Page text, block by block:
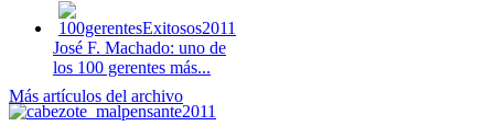
José F. Machado: uno de
los 100 gerentes más...
Más artículos del archivo